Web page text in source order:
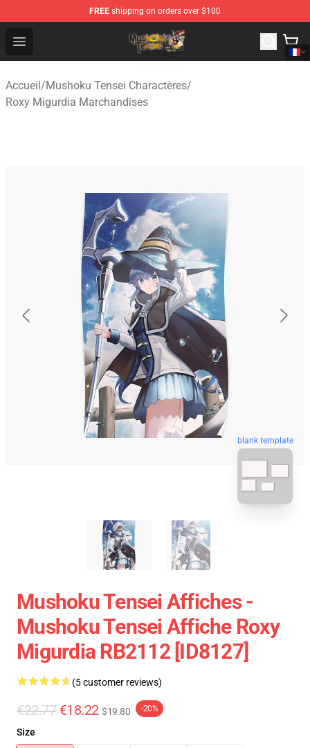
FREE shipping on orders over $100
Open menu
Mushoku Tensei Store - Official Mushoku Tensei
Accueil/Mushoku Tensei Charactères/
Roxy Migurdia Marchandises
blank template
Mushoku Tensei Affiches -
Mushoku Tensei Affiche Roxy
Migurdia RB2112 [ID8127]
(5 customer reviews)
€22.77 €18.22 $19.80 -20%
Size